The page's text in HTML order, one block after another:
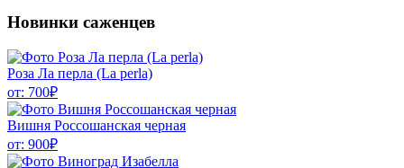
Новинки саженцев
Роза Ла перла (La perla)
от: 700₽
Вишня Россошанская черная
от: 900₽